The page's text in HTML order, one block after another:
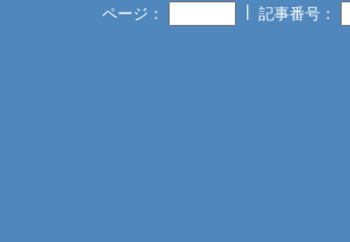
ページ：
記事番号：